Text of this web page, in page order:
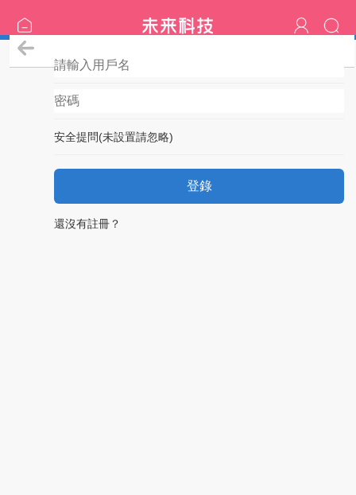
安全提問(未設置請忽略)
登錄
還沒有註冊？